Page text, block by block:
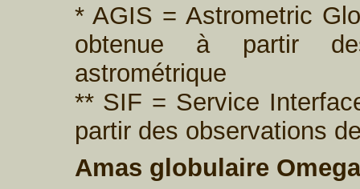
* AGIS = Astrometric
obtenue à partir
astrométrique
** SIF = Service
partir des observations
Amas globulaire